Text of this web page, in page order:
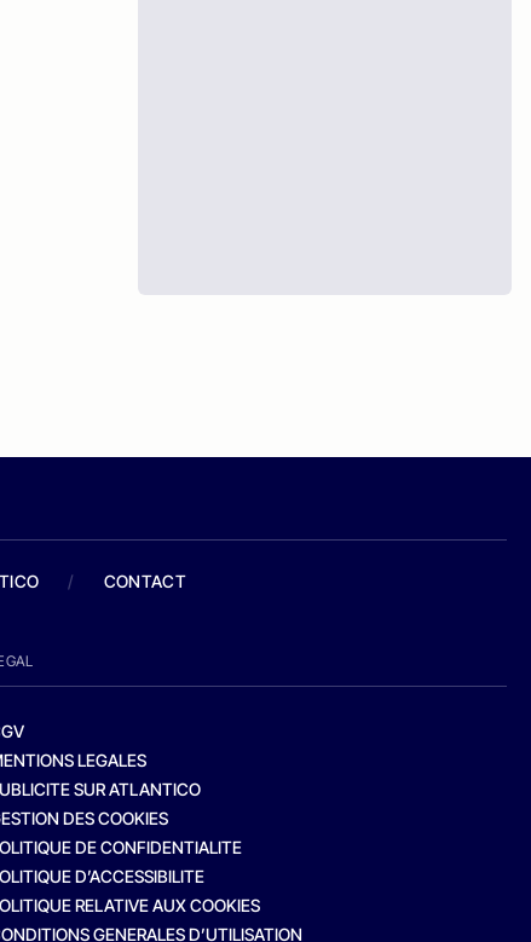
/ CONTACT
LEGALES
SUR ATLANTICO
DES COOKIES
DE CONFIDENTIALITE
D’ACCESSIBILITE
RELATIVE AUX COOKIES
GENERALES D’UTILISATION